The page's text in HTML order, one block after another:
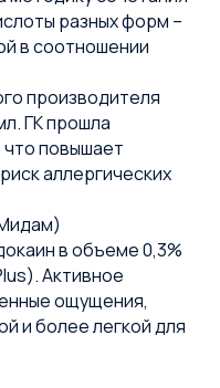
разных форм –
в соотношении
производителя
ГК прошла
что повышает
аллергических
в объеме 0,3%
Активное
ощущения,
и более легкой для